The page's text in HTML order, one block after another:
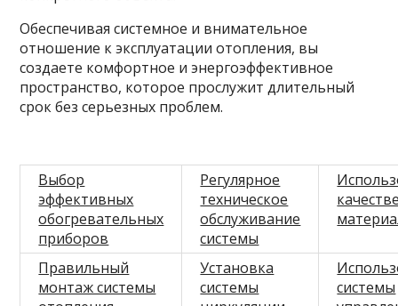
Обеспечивая системное и внимательное
отношение к эксплуатации отопления, вы
создаете комфортное и энергоэффективное
пространство, которое прослужит длительный
срок без серьезных проблем.
Выбор
эффективных
обогревательных
приборов
Регулярное
техническое
обслуживание
системы
Правильный
монтаж системы
Установка
системы
системы